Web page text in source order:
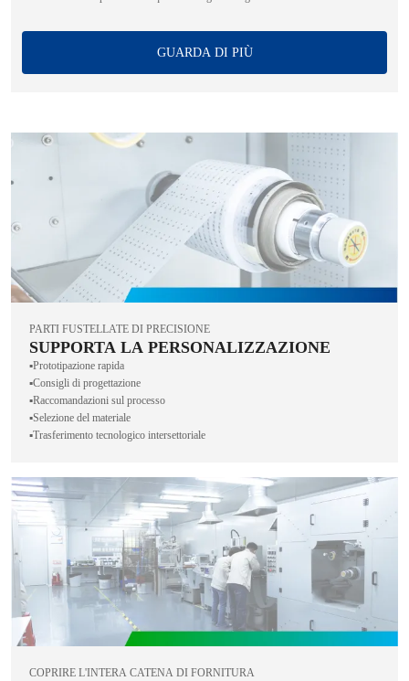
GUARDA DI PIÙ
PARTI FUSTELLATE DI PRECISIONE
SUPPORTA LA PERSONALIZZAZIONE
▪️Prototipazione rapida
▪️Consigli di progettazione
▪️Raccomandazioni sul processo
▪️Selezione del materiale
▪️Trasferimento tecnologico intersettoriale
COPRIRE L'INTERA CATENA DI FORNITURA